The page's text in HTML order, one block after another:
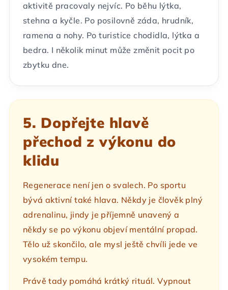
aktivitě pracovaly nejvíc. Po běhu lýtka,
stehna a kyčle. Po posilovně záda, hrudník,
ramena a nohy. Po turistice chodidla, lýtka a
bedra. I několik minut může změnit pocit po
zbytku dne.
5. Dopřejte hlavě
přechod z výkonu do
klidu
Regenerace není jen o svalech. Po sportu
bývá aktivní také hlava. Někdy je člověk plný
adrenalinu, jindy je příjemně unavený a
někdy se po výkonu objeví mentální propad.
Tělo už skončilo, ale mysl ještě chvíli jede ve
vysokém tempu.
Právě tady pomáhá krátký rituál. Vypnout